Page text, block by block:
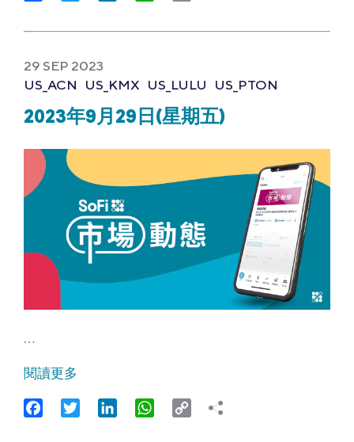
29 SEP 2023
US_ACN
US_KMX US_LULU US_PTON
2023年9月29日(星期五)
…
閱讀更多
FacebookTwitter LinkedIn WhatsApp
Copy